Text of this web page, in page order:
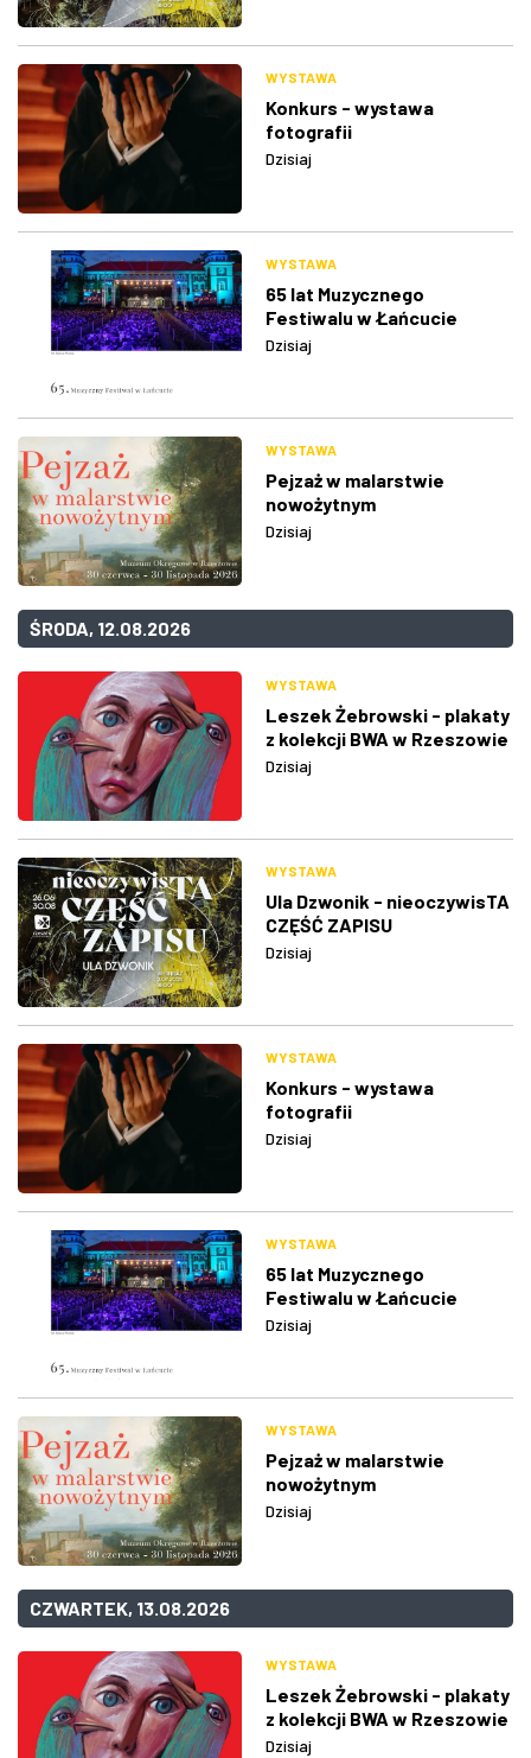
WYSTAWA
Konkurs - wystawa
fotografii
Dzisiaj
WYSTAWA
65 lat Muzycznego
Festiwalu w Łańcucie
Dzisiaj
WYSTAWA
Pejzaż w malarstwie
nowożytnym
Dzisiaj
ŚRODA, 12.08.2026
WYSTAWA
Leszek Żebrowski - plakaty
z kolekcji BWA w Rzeszowie
Dzisiaj
WYSTAWA
Ula Dzwonik - nieoczywisTA
CZĘŚĆ ZAPISU
Dzisiaj
WYSTAWA
Konkurs - wystawa
fotografii
Dzisiaj
WYSTAWA
65 lat Muzycznego
Festiwalu w Łańcucie
Dzisiaj
WYSTAWA
Pejzaż w malarstwie
nowożytnym
Dzisiaj
CZWARTEK, 13.08.2026
WYSTAWA
Leszek Żebrowski - plakaty
z kolekcji BWA w Rzeszowie
Dzisiaj